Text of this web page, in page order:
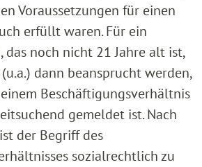
Voraussetzungen für einen
erfüllt waren. Für ein
noch nicht 21 Jahre alt ist,
dann beansprucht werden,
Beschäftigungsverhältnis
gemeldet ist. Nach
der Begriff des
sozialrechtlich zu